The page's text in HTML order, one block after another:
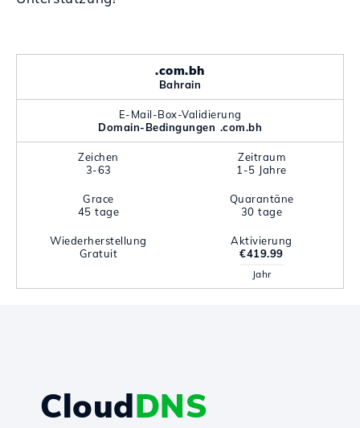
.com.bh
Bahrain
E-Mail-Box-Validierung
Domain-Bedingungen .com.bh
Zeichen
3-63
Zeitraum
1-5 Jahre
Grace
45 tage
Quarantäne
30 tage
Wiederherstellung
Gratuit
Aktivierung
€419.99
Jahr
CloudDNS